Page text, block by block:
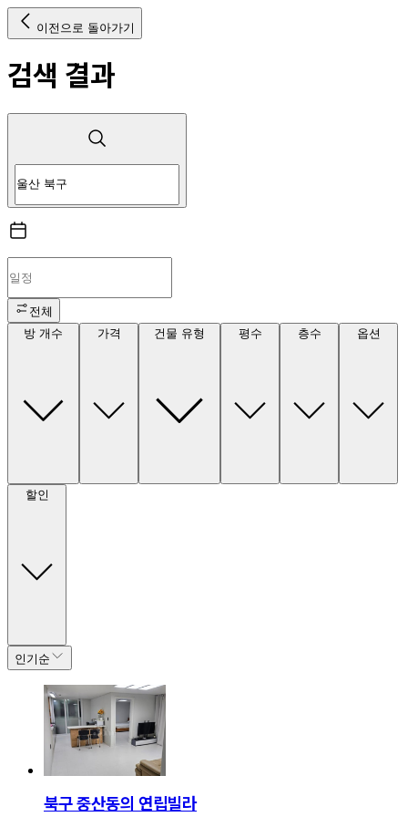
이전으로 돌아가기
검색 결과
전체
방 개수
가격 건물 유형 평수 층수 옵션
할인
인기순
북구 중산동의 연립빌라